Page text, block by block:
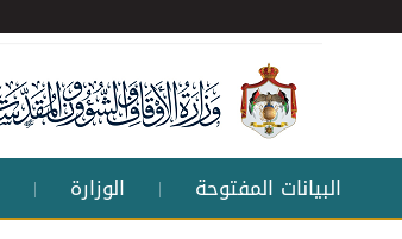
البيانات المفتوحة | الوزارة |